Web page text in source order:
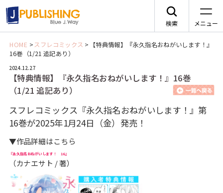
検索 メニュー
レーベルから探す
G-Lish
ジャンルから探す
BLコミック
メニュー
ニュース
HOME > スフレコミックス > 【特典情報】『永久指名おねがいします！』
16巻（1/21 追記あり）
2024.12.27
【特典情報】『永久指名おねがいします！』16巻
（1/21 追記あり）
スフレコミックス『永久指名おねがいします！』第
16巻が2025年1月24日（金）発売！
▼作品詳細はこちら
『永久指名おねがいします！ 16』
（カナエサト / 著）